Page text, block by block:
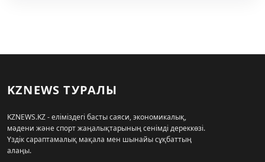
KZNEWS ТУРАЛЫ
KZNEWS.KZ - еліміздегі басты саяси, экономикалық,
мәдени және спорт жаңалықтарының сенімді дереккөзі.
Үздік сараптамалық мақала мен шынайы сұқбаттың
алаңы.